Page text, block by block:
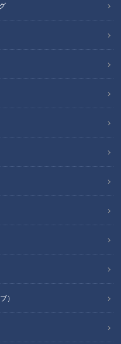
）
テレビ
る
すすめ